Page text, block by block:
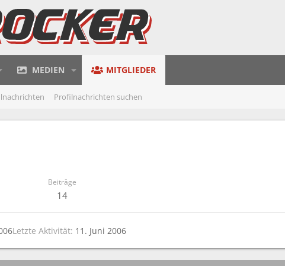
MEDIEN MITGLIEDER
Profilnachrichten suchen
Beiträge
14
Letzte Aktivität 11. Juni 2006